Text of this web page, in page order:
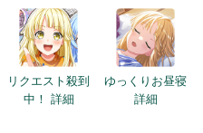
リクエスト殺到
中！ 詳細
ゆっくりお昼寝
詳細